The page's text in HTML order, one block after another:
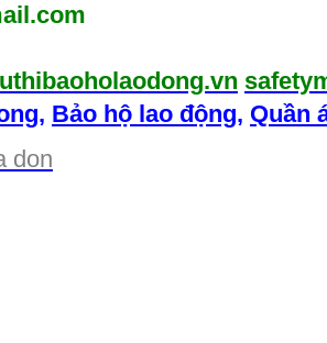
, Bảo hộ lao động, Quần
don